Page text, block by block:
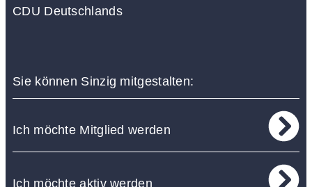
CDU Deutschlands
Sie können Sinzig mitgestalten:
Ich möchte Mitglied werden
Ich möchte aktiv werden